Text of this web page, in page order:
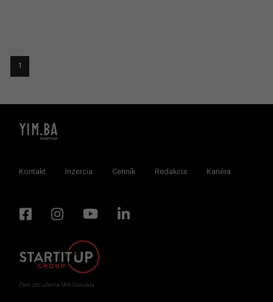
1
Kontakt Inzercia Cenník Redakcia Kariéra
Člen združenia IAB Slovakia